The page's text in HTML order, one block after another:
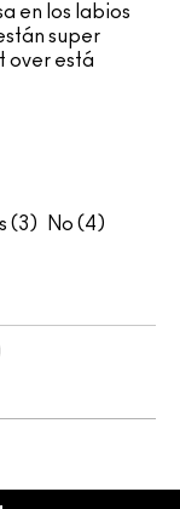
en los labios
super
over está
3 4